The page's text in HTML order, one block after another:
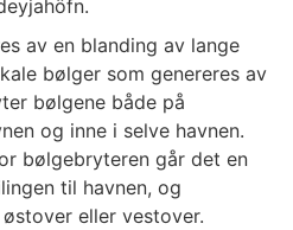
av en blanding av lange
bølger som genereres av
bølgene både på
og inne i selve havnen.
bølgebryteren går det en
til havnen, og
eller vestover.